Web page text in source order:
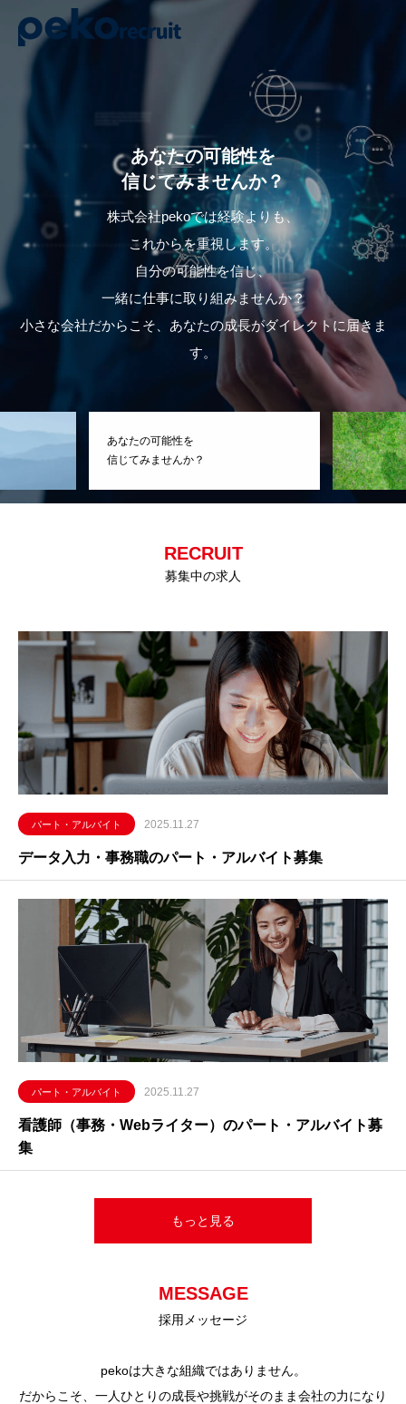
あなたの可能性を
信じてみませんか？
株式会社pekoでは経験よりも、
これからを重視します。
自分の可能性を信じ、
一緒に仕事に取り組みませんか？
小さな会社だからこそ、あなたの成長がダイレクトに届きま
す。
あなたの可能性を
信じてみませんか？
RECRUIT
募集中の求人
パート・アルバイト 2025.11.27
データ入力・事務職のパート・アルバイト募集
パート・アルバイト 2025.11.27
看護師（事務・Webライター）のパート・アルバイト募
集
もっと見る
MESSAGE
採用メッセージ
pekoは大きな組織ではありません。
だからこそ、一人ひとりの成長や挑戦がそのまま会社の力になり